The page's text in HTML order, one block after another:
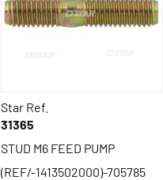
Star Ref.
31365
STUD M6 FEED PUMP
(REF/-1413502000)-705785